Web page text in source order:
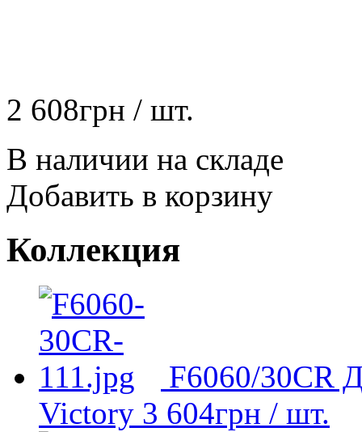
2 608грн / шт.
В наличии на складе
Добавить в корзину
Коллекция
F6060/30CR
Victory 3 604грн / шт.